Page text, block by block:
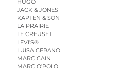
HUGO
JACK & JONES
KAPTEN & SON
LA PRAIRIE
LE CREUSET
LEVI’S®
LUISA CERANO
MARC CAIN
MARC O’POLO